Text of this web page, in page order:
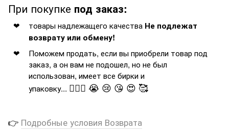
При покупке под заказ:
товары надлежащего качества Не подлежат
возврату или обмену!
Поможем продать, если вы приобрели товар под
заказ, а он вам не подошел, но не был
использован, имеет все бирки и
упаковку... 🤦🏻‍♂️ 😭 😢 😘 😍 🥰
👉 Подробные условия Возврата